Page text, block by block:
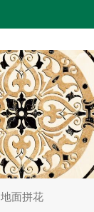
地面拼花